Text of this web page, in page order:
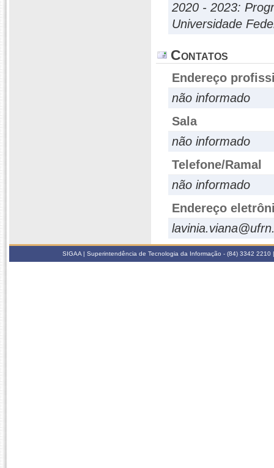
2020 - 2023:
Universidade
Contatos
Endereço
não informado
Sala
não informado
Telefone/Ramal
não informado
Endereço
SIGAA | Superintendência de Tecnologia da Informação - (84) 3342